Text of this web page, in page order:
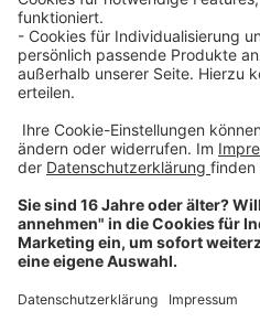
Über uns
Dehner Unternehmen
Jobs bei Dehner